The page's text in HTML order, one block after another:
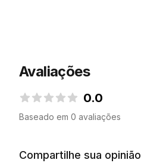
Avaliações
0.0
Baseado em 0 avaliações
Compartilhe sua opinião